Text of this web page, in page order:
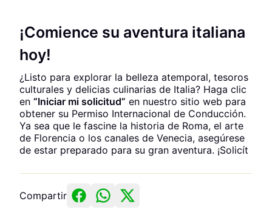
¡Comience su aventura italiana
hoy!
¿Listo para explorar la belleza atemporal, tesoros
culturales y delicias culinarias de Italia? Haga clic
en “Iniciar mi solicitud” en nuestro sitio web para
obtener su Permiso Internacional de Conducción.
Ya sea que le fascine la historia de Roma, el arte
de Florencia o los canales de Venecia, asegúrese
de estar preparado para su gran aventura. ¡Solicít
Compartir